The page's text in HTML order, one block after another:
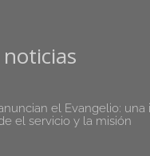
el Evangelio: una
el servicio y la misión